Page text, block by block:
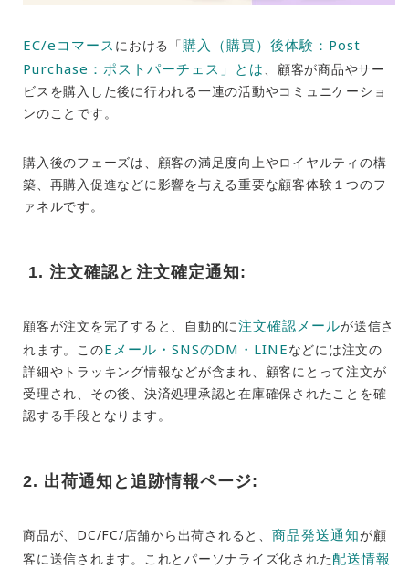
EC/eコマース における「購入（購買）後体験：Post
Purchase：ポストパーチェス」とは、顧客が商品やサー
ビスを購入した後に行われる一連の活動やコミュニケーショ
ンのことです。
購入後のフェーズは、顧客の満足度向上やロイヤルティの構
築、再購入促進などに影響を与える重要な顧客体験１つのフ
ァネルです。
1. 注文確認と注文確定通知:
顧客が注文を完了すると、自動的に注文確認メールが送信さ
れます。このEメール・ SNSのDM・LINEなどには注文の
詳細やトラッキング情報などが含まれ、顧客にとって注文が
受理され、その後、決済処理承認と在庫確保されたことを確
認する手段となります。
2. 出荷通知と追跡情報ページ:
商品が、DC/FC/店舗から出荷されると、 商品発送通知が顧
客に送信されます。これとパーソナライズ化された配送情報